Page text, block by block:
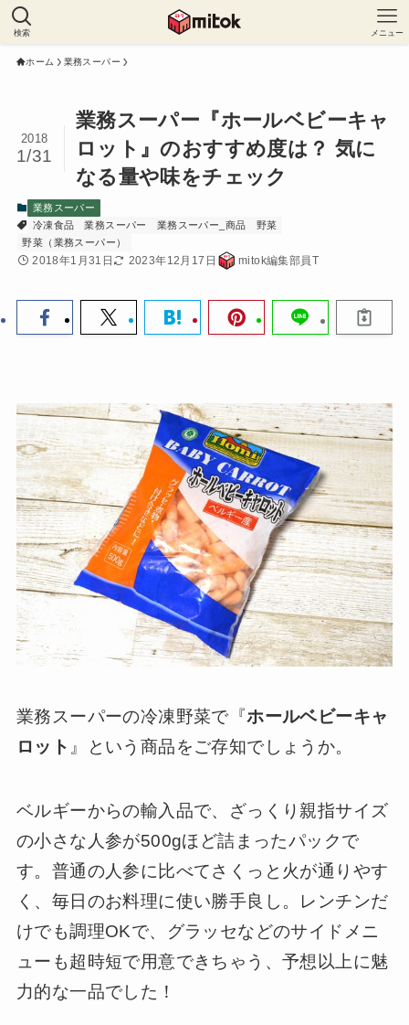
検索 メニュー
ホーム 業務スーパー
業務スーパー『ホールベビーキャ
ロット』のおすすめ度は？ 気に
なる量や味をチェック
2018
1/31
業務スーパー
冷凍食品
業務スーパー 業務スーパー_商品
野菜
野菜（業務スーパー）
2018年1月31日 2023年12月17日 mitok編集部員T
業務スーパーの冷凍野菜で『ホールベビーキャ
ロット 』という商品をご存知でしょうか。
ベルギーからの輸入品で、ざっくり親指サイズ
の小さな人参が500gほど詰まったパックで
す。普通の人参に比べてさくっと火が通りやす
く、毎日のお料理に使い勝手良し。レンチンだ
けでも調理OKで、グラッセなどのサイドメニ
ューも超時短で用意できちゃう、予想以上に魅
力的な一品でした！